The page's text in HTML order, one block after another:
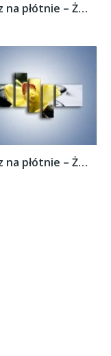
Obraz na płótnie – Żółty kwiat na mokrych...
Obraz na płótnie – Żółty kwiat na mokrych...